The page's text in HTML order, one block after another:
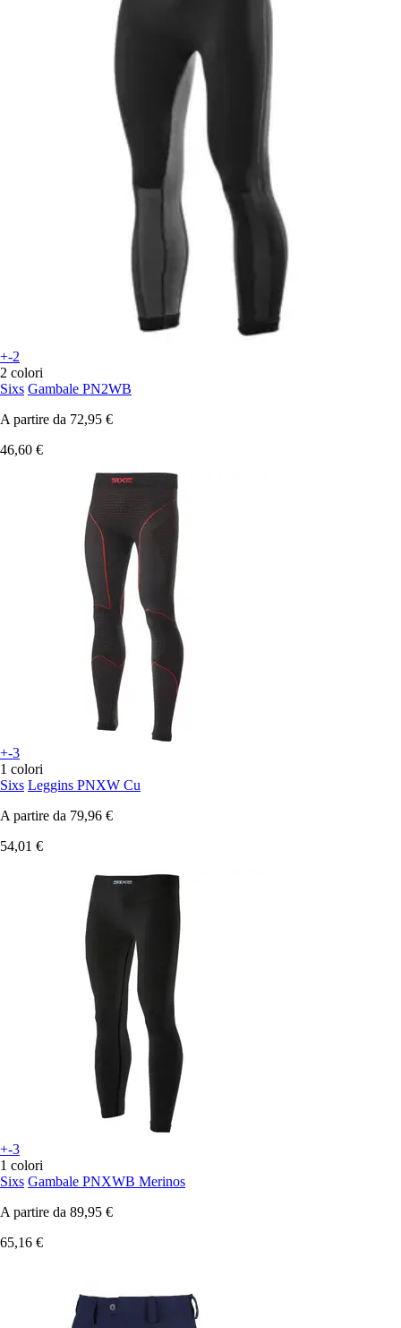
+-2
2 colori
Sixs Gambale PN2WB
A partire da 72,95 €
46,60 €
+-3
1 colori
Sixs Leggins PNXW Cu
A partire da 79,96 €
54,01 €
+-3
1 colori
Sixs Gambale PNXWB Merinos
A partire da 89,95 €
65,16 €